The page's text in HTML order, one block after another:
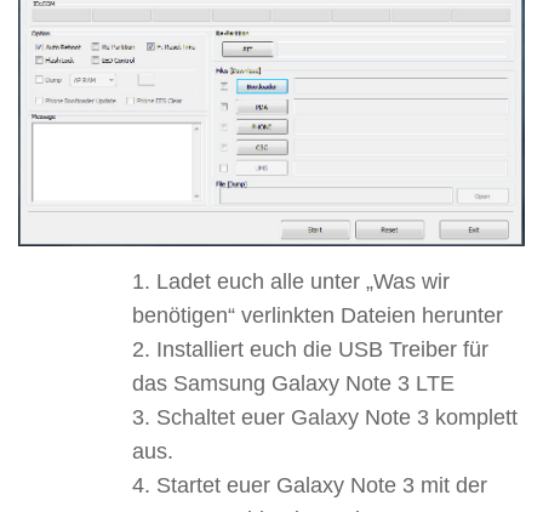
Ladet euch alle unter „Was wir
benötigen“ verlinkten Dateien herunter
Installiert euch die USB Treiber für
das Samsung Galaxy Note 3 LTE
Schaltet euer Galaxy Note 3 komplett
aus.
Startet euer Galaxy Note 3 mit der